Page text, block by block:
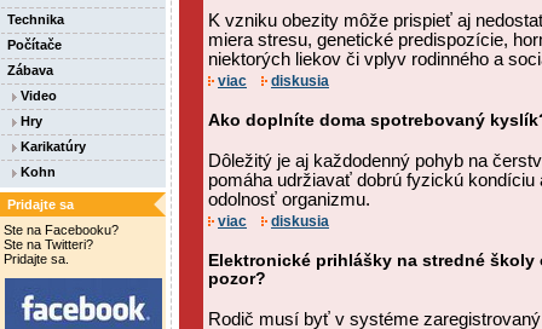
Technika
Počítače
Zábava
Video
Hry
Karikatúry
Kohn
Pridajte sa
Ste na Facebooku?
Ste na Twitteri?
Pridajte sa.
K vzniku obezity môže prispieť aj
miera stresu, genetické predispozície,
niektorých liekov či vplyv rodinného a
viac diskusia
Ako doplníte doma spotrebovaný
Dôležitý je aj každodenný pohyb na
pomáha udržiavať dobrú fyzickú kondíciu
odolnosť organizmu.
viac diskusia
Elektronické prihlášky na stredné
pozor?
Rodič musí byť v systéme